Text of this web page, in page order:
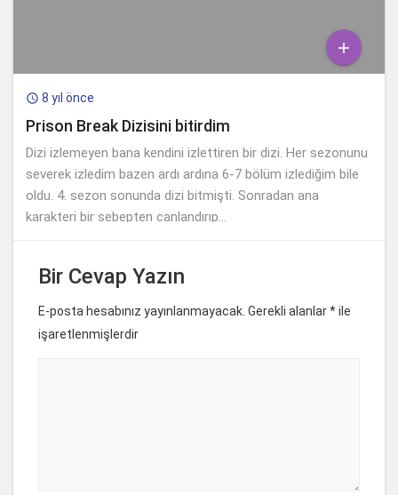

 8 yıl önce
Prison Break Dizisini bitirdim
Dizi izlemeyen bana kendini izlettiren bir dizi. Her sezonunu
severek izledim bazen ardı ardına 6-7 bölüm izlediğim bile
oldu. 4. sezon sonunda dizi bitmişti. Sonradan ana
karakteri bir sebepten canlandırıp...
Bir Cevap Yazın
E-posta hesabınız yayınlanmayacak. Gerekli alanlar*ile
işaretlenmişlerdir